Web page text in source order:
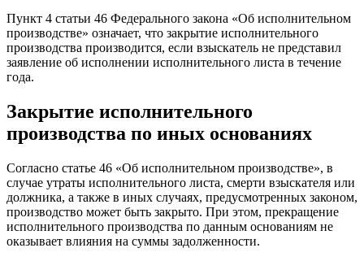
Пункт 4 статьи 46 Федерального закона «Об исполнительном
производстве» означает, что закрытие исполнительного
производства производится, если взыскатель не представил
заявление об исполнении исполнительного листа в течение
года.
Закрытие исполнительного
производства по иных основаниях
Согласно статье 46 «Об исполнительном производстве», в
случае утраты исполнительного листа, смерти взыскателя или
должника, а также в иных случаях, предусмотренных законом,
производство может быть закрыто. При этом, прекращение
исполнительного производства по данным основаниям не
оказывает влияния на суммы задолженности.